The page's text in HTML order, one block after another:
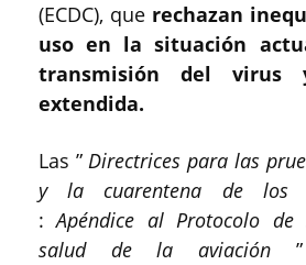
(ECDC), que rechazan
uso en la situación
transmisión del virus
extendida.
Las ”Directrices para las
y la cuarentena de los
:Apéndice al Protocolo
salud de la aviación